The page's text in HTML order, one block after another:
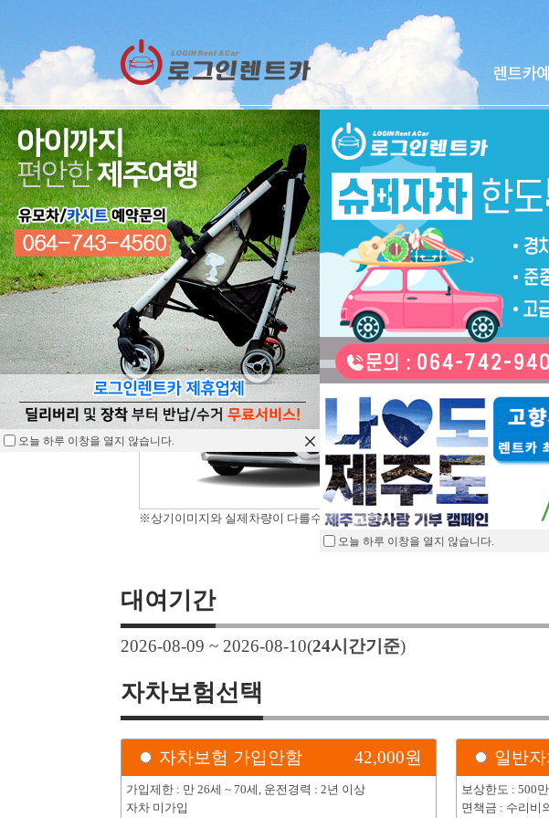
렌트카예약
RESERVATION
렌트카 예약하기
※상기이미지와 실제차량이 다를수 있습니다.
올
대여기간
2026-08-09 ~ 2026-08-10(24시간기준)
자차보험선택
자차보험 가입안함 42,000원
가입제한 : 만 26세 ~ 70세, 운전경력 : 2년 이상
자차 미가입
일반
보상한도 : 500
면책금 : 수리비
오늘 하루 이창을 열지 않습니다.
오늘 하루 이창을 열지 않습니다.
오늘 하루 이창을 열지 않습니다.